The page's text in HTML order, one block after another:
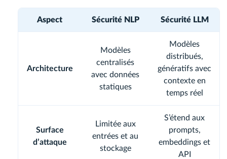
Aspect Sécurité NLP Sécurité LLM
Architecture
Modèles
centralisés
avec données
statiques
Modèles
distribués,
génératifs avec
contexte en
temps réel
Surface
d’attaque
Limitée aux
entrées et au
stockage
S’étend aux
prompts,
embeddings et
API